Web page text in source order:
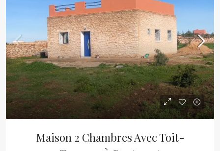
Maison 2 Chambres Avec Toit-